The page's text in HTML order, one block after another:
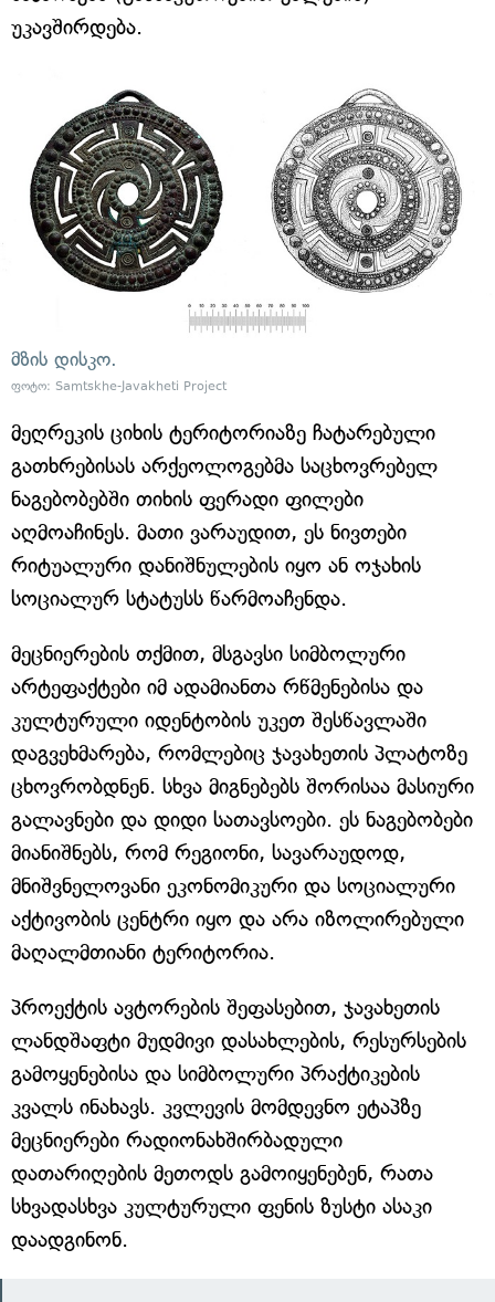
უკავშირდება.
მზის დისკო.
ფოტო: Samtskhe-Javakheti Project
მეღრეკის ციხის ტერიტორიაზე ჩატარებული
გათხრებისას არქეოლოგებმა საცხოვრებელ
ნაგებობებში თიხის ფერადი ფილები
აღმოაჩინეს. მათი ვარაუდით, ეს ნივთები
რიტუალური დანიშნულების იყო ან ოჯახის
სოციალურ სტატუსს წარმოაჩენდა.
მეცნიერების თქმით, მსგავსი სიმბოლური
არტეფაქტები იმ ადამიანთა რწმენებისა და
კულტურული იდენტობის უკეთ შესწავლაში
დაგვეხმარება, რომლებიც ჯავახეთის პლატოზე
ცხოვრობდნენ. სხვა მიგნებებს შორისაა მასიური
გალავნები და დიდი სათავსოები. ეს ნაგებობები
მიანიშნებს, რომ რეგიონი, სავარაუდოდ,
მნიშვნელოვანი ეკონომიკური და სოციალური
აქტივობის ცენტრი იყო და არა იზოლირებული
მაღალმთიანი ტერიტორია.
პროექტის ავტორების შეფასებით, ჯავახეთის
ლანდშაფტი მუდმივი დასახლების, რესურსების
გამოყენებისა და სიმბოლური პრაქტიკების
კვალს ინახავს. კვლევის მომდევნო ეტაპზე
მეცნიერები რადიონახშირბადული
დათარიღების მეთოდს გამოიყენებენ, რათა
სხვადასხვა კულტურული ფენის ზუსტი ასაკი
დაადგინონ.